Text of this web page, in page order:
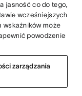
jasność co do tego,
wcześniejszych
wskaźników może
powodzenie
zarządzania